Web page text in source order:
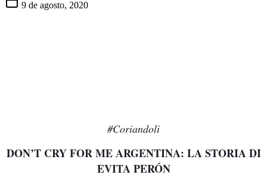
9 de agosto, 2020
#Coriandoli
DON’T CRY FOR ME ARGENTINA: LA STORIA DI
EVITA PERÓN